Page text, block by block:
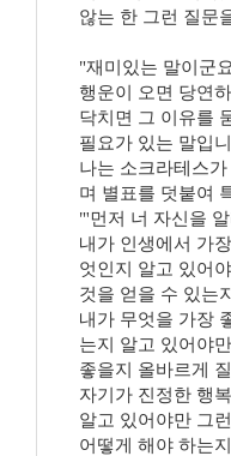
않는 한 그런 질문
"재미있는 말이군
행운이 오면 당연
닥치면 그 이유를
필요가 있는 말입
나는 소크라테스
며 별표를 덧붙여
"'먼저 너 자신을
내가 인생에서 가
엇인지 알고 있어
것을 얻을 수 있는
내가 무엇을 가장
는지 알고 있어야
좋을지 올바르게
자기가 진정한 행
알고 있어야만 그
어떻게 해야 하는